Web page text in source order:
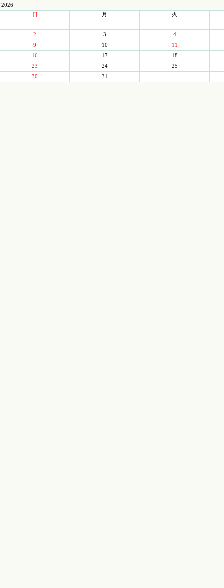
2026
日
月 火
2 3
4
9
10
11
16
17
18
23
24
25
30
31